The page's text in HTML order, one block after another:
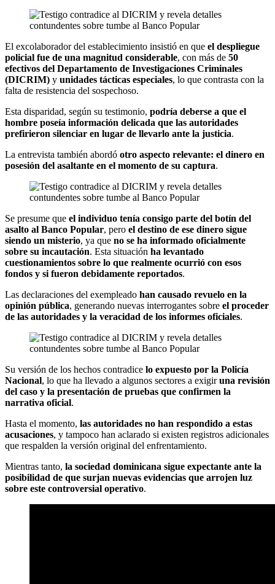
El excolaborador del establecimiento insistió en que el despliegue
policial fue de una magnitud considerable, con más de 50
efectivos del Departamento de Investigaciones Criminales
(DICRIM) y unidades tácticas especiales, lo que contrasta con la
falta de resistencia del sospechoso.
Esta disparidad, según su testimonio, podría deberse a que el
hombre poseía información delicada que las autoridades
prefirieron silenciar en lugar de llevarlo ante la justicia.
La entrevista también abordó otro aspecto relevante: el dinero en
posesión del asaltante en el momento de su captura.
Se presume que el individuo tenía consigo parte del botín del
asalto al Banco Popular, pero el destino de ese dinero sigue
siendo un misterio, ya que no se ha informado oficialmente
sobre su incautación. Esta situación ha levantado
cuestionamientos sobre lo que realmente ocurrió con esos
fondos y si fueron debidamente reportados.
Las declaraciones del exempleado han causado revuelo en la
opinión pública, generando nuevas interrogantes sobre el proceder
de las autoridades y la veracidad de los informes oficiales.
Su versión de los hechos contradice lo expuesto por la Policía
Nacional, lo que ha llevado a algunos sectores a exigiruna revisión
del caso y la presentación de pruebas que confirmen la
narrativa oficial.
Hasta el momento, las autoridades no han respondido a estas
acusaciones, y tampoco han aclarado si existen registros adicionales
que respalden la versión original del enfrentamiento.
Mientras tanto, la sociedad dominicana sigue expectante ante la
posibilidad de que surjan nuevas evidencias que arrojen luz
sobre este controversial operativo.